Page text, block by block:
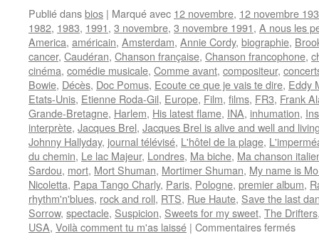
Publié dansbios | Marqué avec 12 novembre, 12 novembre
1982, 1983, 1991, 3 novembre, 3 novembre 1991, A nous les
America, américain, Amsterdam, Annie Cordy, biographie,
cancer, Caudéran, Chanson française, Chanson francophone,
cinéma, comédie musicale, Comme avant, compositeur,
Bowie, Décès, Doc Pomus, Ecoute ce que je vais te dire, Eddy
Etats-Unis, Etienne Roda-Gil, Europe, Film, films, FR3, Frank
Grande-Bretagne, Harlem, His latest flame, INA, inhumation,
interprète, Jacques Brel, Jacques Brel is alive and well and
Johnny Hallyday, journal télévisé, L'hôtel de la plage,
du chemin, Le lac Majeur, Londres, Ma biche, Ma chanson
Sardou, mort, Mort Shuman, Mortimer Shuman, My name is
Nicoletta, Papa Tango Charly, Paris, Pologne, premier album,
rhythm'n'blues, rock and roll, RTS, Rue Haute, Save the last
Sorrow, spectacle, Suspicion, Sweets for my sweet, The Drifters
USA, Voilà comment tu m'as laissé | Commentaires ferméssur